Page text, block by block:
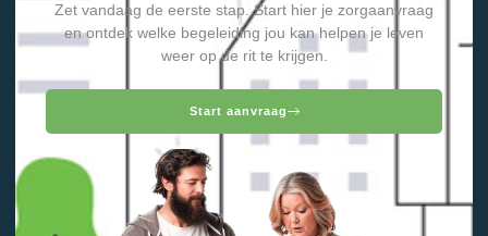
Zet vandaag de eerste stap. Start hier je zorgaanvraag
en ontdek welke begeleiding jou kan helpen je leven
weer op de rit te krijgen.
Start aanvraag